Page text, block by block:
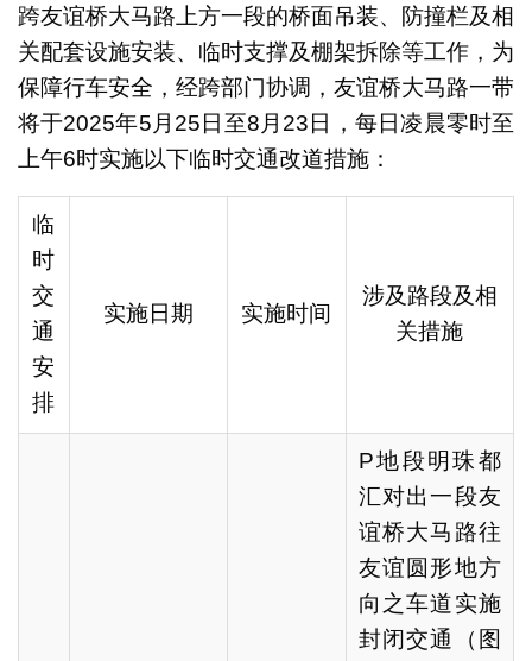
跨友谊桥大马路上方一段的桥面吊装、防撞栏及相
关配套设施安装、临时支撑及棚架拆除等工作，为
保障行车安全，经跨部门协调，友谊桥大马路一带
将于2025年5月25日至8月23日，每日凌晨零时至
上午6时实施以下临时交通改道措施：
临
时
交
通
安
排
实施日期 实施时间
涉及路段及相
关措施
P地段明珠都
汇对出一段友
谊桥大马路往
友谊圆形地方
向之车道实施
封闭交通（图